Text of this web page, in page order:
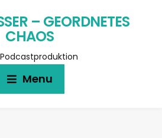
– GEORDNETES
CHAOS
Menu